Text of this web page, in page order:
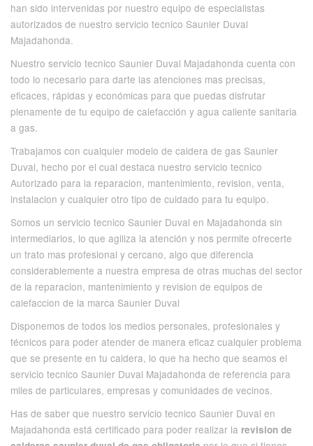
han sido intervenidas por nuestro equipo de especialistas
autorizados de nuestro servicio tecnico Saunier Duval
Majadahonda.
Nuestro servicio tecnico Saunier Duval Majadahonda cuenta con
todo lo necesario para darte las atenciones mas precisas,
eficaces, rápidas y económicas para que puedas disfrutar
plenamente de tu equipo de calefacción y agua caliente sanitaria
a gas.
Trabajamos con cualquier modelo de caldera de gas Saunier
Duval, hecho por el cual destaca nuestro servicio tecnico
Autorizado para la reparacion, mantenimiento, revision, venta,
instalacion y cualquier otro tipo de cuidado para tu equipo.
Somos un servicio tecnico Saunier Duval en Majadahonda sin
intermediarios, lo que agiliza la atención y nos permite ofrecerte
un trato mas profesional y cercano, algo que diferencia
considerablemente a nuestra empresa de otras muchas del sector
de la reparacion, mantenimiento y revision de equipos de
calefaccion de la marca Saunier Duval
Disponemos de todos los medios personales, profesionales y
técnicos para poder atender de manera eficaz cualquier problema
que se presente en tu caldera, lo que ha hecho que seamos el
servicio tecnico Saunier Duval Majadahonda de referencia para
miles de particulares, empresas y comunidades de vecinos.
Has de saber que nuestro servicio tecnico Saunier Duval en
Majadahonda está certificado para poder realizar la revision de